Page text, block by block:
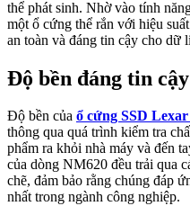
thể phát sinh. Nhờ vào tính
một ổ cứng thể rắn với hiệu
an toàn và đáng tin cậy cho dữ
Độ bền đáng tin cậy
Độ bền của ổ cứng SSD
thông qua quá trình kiểm tra
phẩm ra khỏi nhà máy và đến
của dòng NM620 đều trải qua
chẽ, đảm bảo rằng chúng đáp
nhất trong ngành công nghiệp.